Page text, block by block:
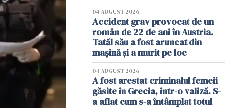
04 AUGUST 2026
Accident grav provocat de un
român de 22 de ani în Austria.
Tatăl său a fost aruncat din
mașină și a murit pe loc
04 AUGUST 2026
A fost arestat criminalul femeii
găsite în Grecia, într-o valiză. S-
a aflat cum s-a întâmplat totul